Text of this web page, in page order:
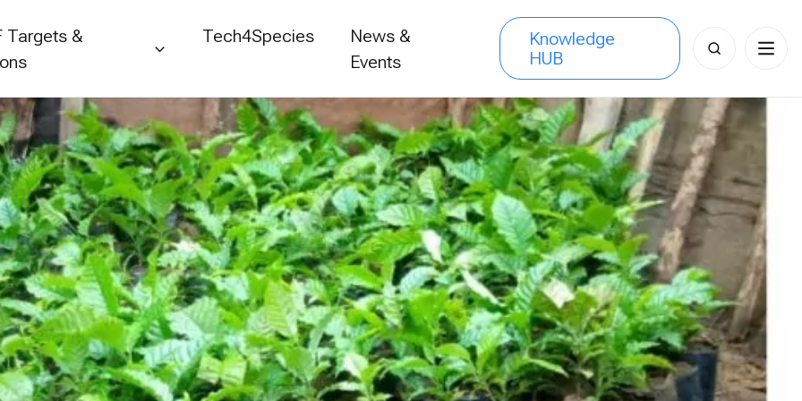
Targets &
Tech4Species
News &
Events
Knowledge
HUB
Search
for: